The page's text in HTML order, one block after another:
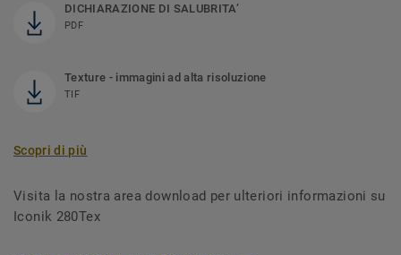
DICHIARAZIONE DI SALUBRITA’
PDF
Texture - immagini ad alta risoluzione
TIF
Scopri di più
Visita la nostra area download per ulteriori informazioni su
Iconik 280Tex